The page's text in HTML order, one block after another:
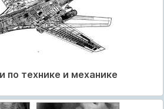
по технике и механике